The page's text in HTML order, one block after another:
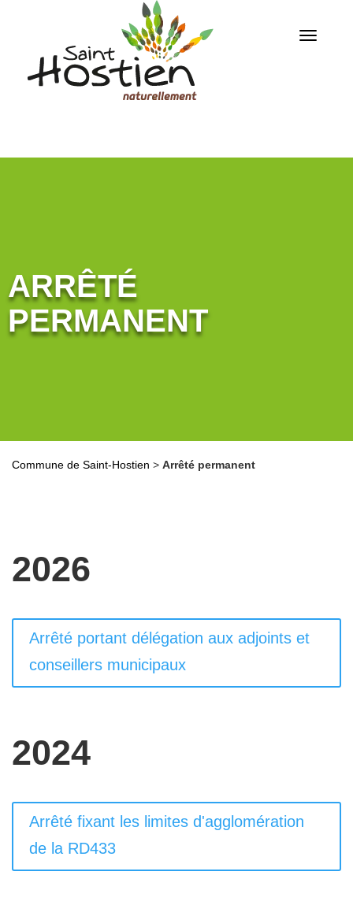
ARRÊTÉ
PERMANENT
Commune de Saint-Hostien > Arrêté permanent
2026
Arrêté portant délégation aux adjoints et
conseillers municipaux
2024
Arrêté fixant les limites d'agglomération
de la RD433